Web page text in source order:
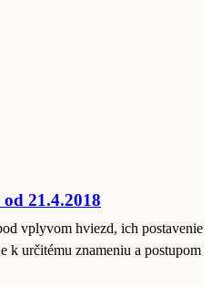
21.4.2018
vplyvom hviezd, ich postavenie
k určitému znameniu a postupom